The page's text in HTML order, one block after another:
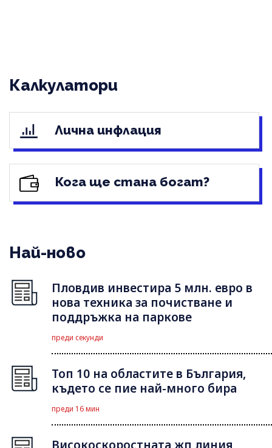
Калкулатори
Лична инфлация
Кога ще стана богат?
Най-ново
Пловдив инвестира 5 млн. евро в
нова техника за почистване и
поддръжка на паркове
преди секунди
Топ 10 на областите в България,
където се пие най-много бира
преди 16 мин